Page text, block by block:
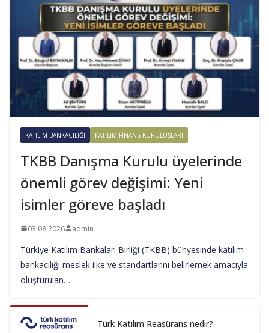
KATILIM BANKACILIĞI KATILIM FINANS KURULUŞLARI
TKBB Danışma Kurulu üyelerinde
önemli görev değişimi: Yeni
isimler göreve başladı
03.08.2026 admin
Türkiye Katılım Bankaları Birliği (TKBB) bünyesinde katılım
bankacılığı meslek ilke ve standartlarını belirlemek amacıyla
oluşturulan…
Türk Katılım Reasürans nedir?